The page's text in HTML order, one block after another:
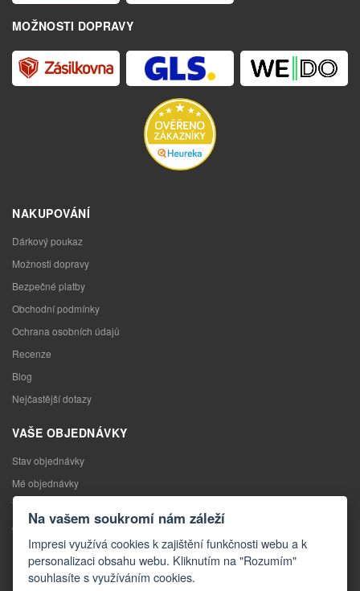
MOŽNOSTI DOPRAVY
NAKUPOVÁNÍ
Dárkový poukaz
Možnosti dopravy
Bezpečné platby
Obchodní podmínky
Ochrana osobních údajů
Recenze
Blog
Nejčastější dotazy
VAŠE OBJEDNÁVKY
Stav objednávky
Mé objednávky
Výměna zboží
Odstoupení od kupní smlouvy
Reklamace
KONTAKTY
Na vašem soukromí nám záleží
Impresi využívá cookies k zajištění funkčnosti webu a k
personalizaci obsahu webu. Kliknutím na "Rozumím"
souhlasíte s využíváním cookies.